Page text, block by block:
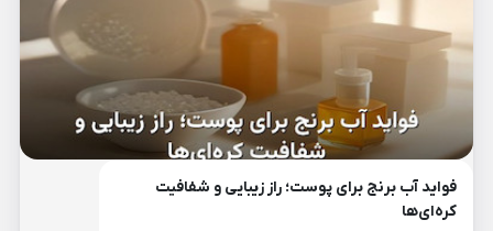
فواید آب برنج برای پوست؛ راز زیبایی و شفافیت
کره‌ای‌ها